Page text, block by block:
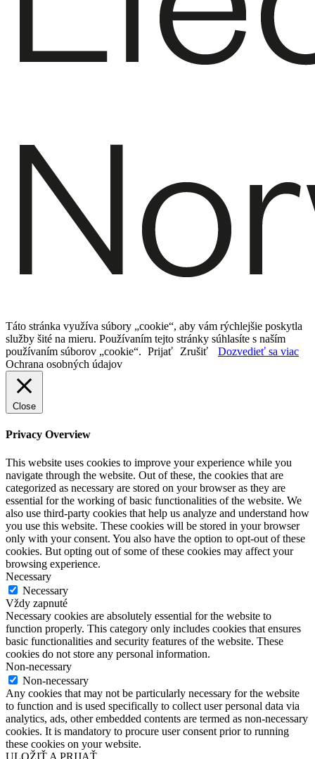
Táto stránka využíva súbory „cookie“, aby vám rýchlejšie poskytla
služby šité na mieru. Používaním tejto stránky súhlasíte s naším
používaním súborov „cookie“. Prijať Zrušiť
Dozvedieť sa viac
Ochrana osobných údajov
Close
Privacy Overview
This website uses cookies to improve your experience while you
navigate through the website. Out of these, the cookies that are
categorized as necessary are stored on your browser as they are
essential for the working of basic functionalities of the website. We
also use third-party cookies that help us analyze and understand how
you use this website. These cookies will be stored in your browser
only with your consent. You also have the option to opt-out of these
cookies. But opting out of some of these cookies may affect your
browsing experience.
Necessary
Necessary
Vždy zapnuté
Necessary cookies are absolutely essential for the website to
function properly. This category only includes cookies that ensures
basic functionalities and security features of the website. These
cookies do not store any personal information.
Non-necessary
Non-necessary
Any cookies that may not be particularly necessary for the website
to function and is used specifically to collect user personal data via
analytics, ads, other embedded contents are termed as non-necessary
cookies. It is mandatory to procure user consent prior to running
these cookies on your website.
ULOŽIŤ A PRIJAŤ